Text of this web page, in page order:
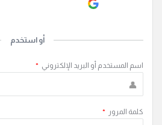
أو استخدم
اسم المستخدم أو البريد الإلكتروني *
كلمة المرور *